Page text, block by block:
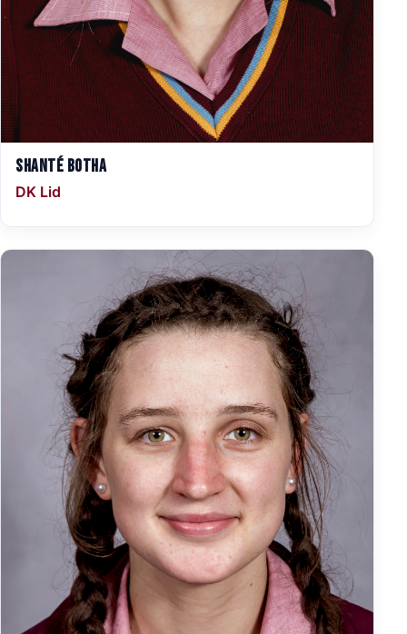
Shanté Botha
DK Lid